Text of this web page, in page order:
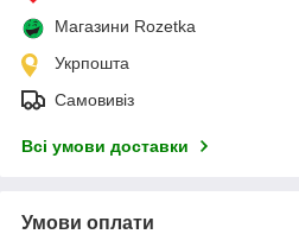
Магазини Rozetka
Укрпошта
Самовивіз
Всі умови доставки
Умови оплати